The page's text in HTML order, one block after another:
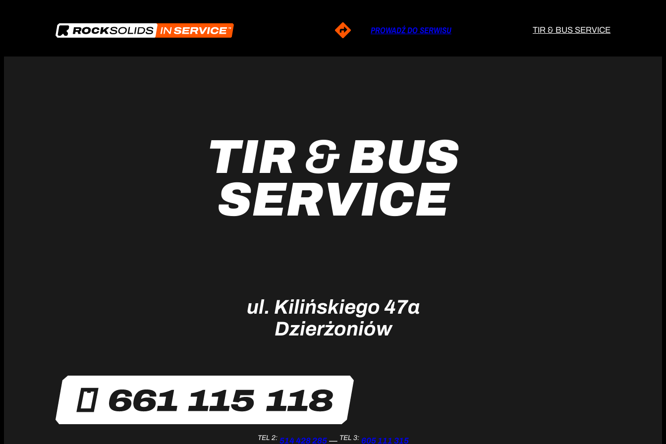
PROWADŹ DO SERWISU TIR & BUS SERVICE
TIR &BUS
SERVICE
ul. Kilińskiego 47a
Dzierżoniów
TEL 2: 514 428 285— ‎ TEL 3: 605 111 315